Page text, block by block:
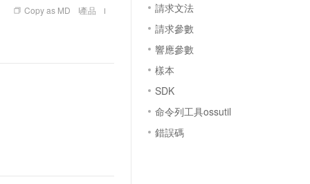
Copy as MD 產品
請求文法
請求參數
響應參數
樣本
SDK
命令列工具ossutil
錯誤碼